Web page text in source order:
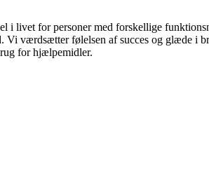
i livet for personer med forskellige
værdsætter følelsen af succes og glæde i
for hjælpemidler.